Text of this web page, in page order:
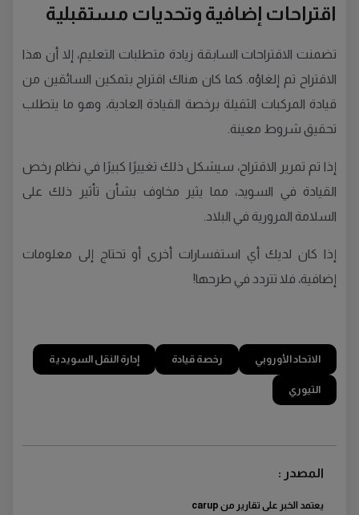
اقتراحات إضافية وتحديات مستقبلية
تضمنت الاقتراحات السابقة زيادة متطلبات التعليم، إلا أن هذا
الاقتراح تم إلغاؤه. كما كان هناك اقتراح بتمكين السائقين من
قيادة المركبات الثقيلة برخصة القيادة العادية، وهو ما يتطلب
تحقيق شروط معينة.
إذا تم تمرير الاقتراح، سيشكل ذلك تغييرًا كبيرًا في نظام رخص
القيادة في السويد، مما يثير مخاوف بشأن تأثير ذلك على
السلامة المرورية في البلاد.
إذا كان لديك أي استفسارات أخرى أو تحتاج إلى معلومات
إضافية، فلا تتردد في طرحها!
الاتحاد الأوروبي رخصة قيادة إدارة النقل السويدية
التيوري
المصدر :
يعتمد الخبر على تقارير من carup